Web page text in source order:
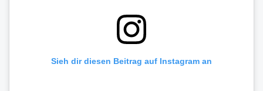
Sieh dir diesen Beitrag auf Instagram an